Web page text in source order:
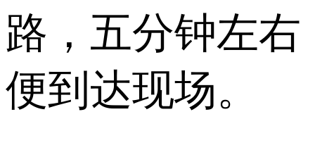
路，五分钟左右
便到达现场。